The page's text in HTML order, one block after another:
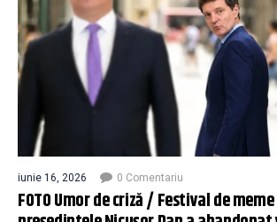
iunie 16, 2026 0 Comentariu
FOTO Umor de criză / Festival de